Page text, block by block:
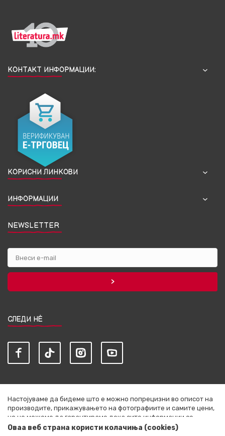
КОНТАКТ ИНФОРМАЦИИ:
КОРИСНИ ЛИНКОВИ
ИНФОРМАЦИИ
NEWSLETTER
СЛЕДИ НЀ
Настојуваме да бидеме што е можно попрецизни во описот на
производите, прикажувањето на фотографиите и самите цени,
но не можеме да гарантираме дека сите информации се
комплетни и без грешки. Сите артикли прикажани на сајтот се
Оваа веб страна користи колачиња (cookies)